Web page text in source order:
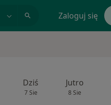
Zaloguj się
Dziś
7 Sie
Jutro
8 Sie